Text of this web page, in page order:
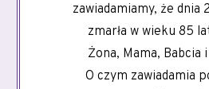
zawiadamiamy, że dnia
zmarła w wieku 85
Żona, Mama, Babcia
O czym zawiadamia